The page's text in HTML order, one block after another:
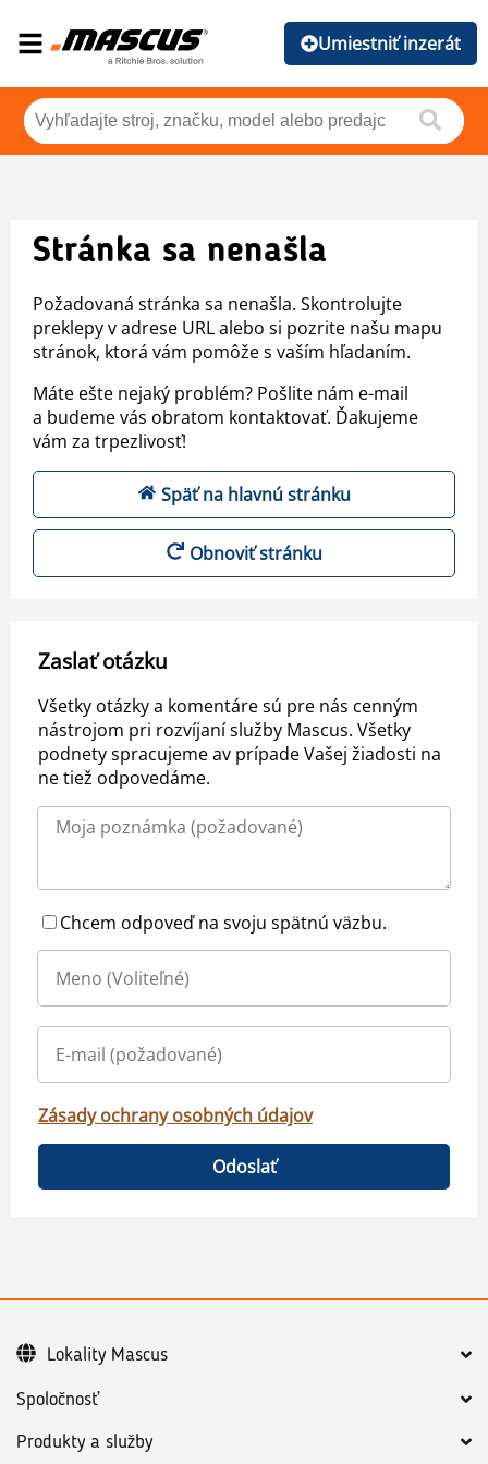
Umiestniť inzerát
Stránka sa nenašla
Požadovaná stránka sa nenašla. Skontrolujte
preklepy v adrese URL alebo si pozrite našu mapu
stránok, ktorá vám pomôže s vaším hľadaním.
Máte ešte nejaký problém? Pošlite nám e-mail
a budeme vás obratom kontaktovať. Ďakujeme
vám za trpezlivosť!
Späť na hlavnú stránku
Obnoviť stránku
Zaslať otázku
Všetky otázky a komentáre sú pre nás cenným
nástrojom pri rozvíjaní služby Mascus. Všetky
podnety spracujeme av prípade Vašej žiadosti na
ne tiež odpovedáme.
Chcem odpoveď na svoju spätnú väzbu.
Zásady ochrany osobných údajov
Odoslať
Spoločnosť
Produkty a služby
Lokality Mascus